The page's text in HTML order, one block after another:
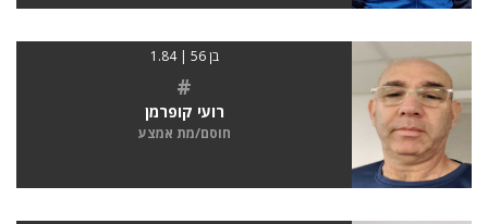
בן 56 | 1.84
#
רועי קופרמן
חוסם/מת אמצע